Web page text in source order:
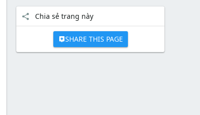
Chia sẻ trang này
SHARE THIS PAGE